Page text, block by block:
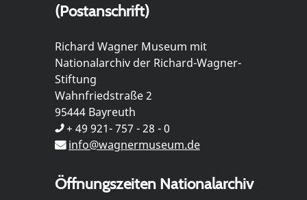
(Postanschrift)
Richard Wagner Museum mit
Nationalarchiv der Richard-Wagner-
Stiftung
Wahnfriedstraße 2
95444 Bayreuth
+ 49 921- 757 - 28 - 0
info@wagnermuseum.de
Öffnungszeiten Nationalarchiv